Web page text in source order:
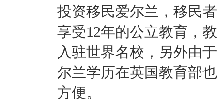
投资移民爱尔兰，移民
享受12年的公立教育，
入驻世界名校，另外由
尔兰学历在英国教育部
方便。